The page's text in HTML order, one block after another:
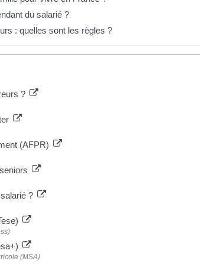
du salarié ?
: quelles sont les règles ?
?
(AFPR)
?
(MSA)